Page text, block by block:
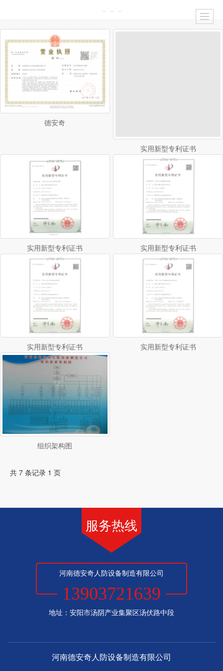
德安奇
实用新型专利证书
实用新型专利证书 实用新型专利证书
实用新型专利证书 实用新型专利证书
组织架构图
共 7 条记录 1 页
服务热线
河南德安奇人防设备制造有限公司
13903721639
地址：安阳市汤阴产业集聚区汤伏路中段
河南德安奇人防设备制造有限公司